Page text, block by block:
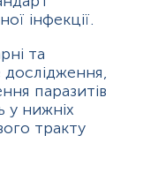
інфекції.
та
дослідження,
паразитів
у нижніх
тракту